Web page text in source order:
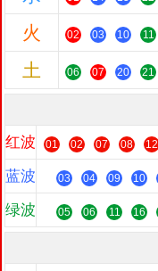
火 02 03 10 11
土 06 07 20 21
红波 01 02 07 08 12
蓝波 03 04 09 10
绿波 05 06 11 16